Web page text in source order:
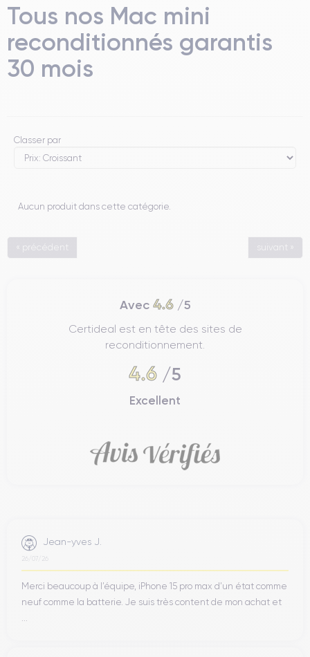
Tous nos Mac mini
reconditionnés garantis
30 mois
Classer par
Aucun produit dans cette catégorie.
« précédent suivant »
Avec 4.6/5
Certideal est en tête des sites de
reconditionnement.
4.6 /5
Excellent
Jean-yves J.
26/07/26
Merci beaucoup à l’équipe, iPhone 15 pro max d’un état comme
neuf comme la batterie. Je suis très content de mon achat et